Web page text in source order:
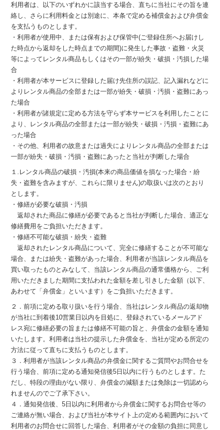
利用者は、以下のいずれかに該当する場合、直ちに当社にその旨を連
絡し、さらに利用料金とは別途に、本条で定める補償金および弁償金
を支払うものとします。
・利用者が使用中、または保有および保管中(ご登録住所へお届けし
た時点から返却をした時点までの期間)に発生した事故・盗難・火災
等によってレンタル商品もしくはその一部が紛失・破損・汚損した場
合
・利用者が本サービスに登録した届け先住所の誤記、記入漏れなどに
よりレンタル商品の全部または一部が紛失・破損・汚損・盗難にあっ
た場合
・利用者が諸規定に定める方法を守らず本サービスを利用したことに
より、レンタル商品の全部または一部が紛失・破損・汚損・盗難にあ
った場合
・その他、利用者の故意または過失によりレンタル商品の全部または
一部が紛失・破損・汚損・盗難にあったと当社が判断した場合
１.レンタル商品の破損・汚損(本来の商品価値を損なった場合・紛
失・盗難を含みますが、これらに限りません)の取扱いは次のとおり
とします。
・修繕が必要な破損・汚損
返却された商品に修繕が必要であると当社が判断した場合、適正な
修繕費用をご負担いただきます。
・修繕不可能な破損・紛失・盗難
返却されたレンタル商品について、完全に修繕することが不可能な
場合、または紛失・盗難があった場合、利用者が当該レンタル商品を
買い取ったものとみなして、当該レンタル商品の通常価格から、ご利
用いただきました期間に支払われた金額を差し引きした金額（以下、
あわせて「弁償金」といいます）をご負担いただきます。
２．前項に定める取り扱いを行う場合、当社はレンタル商品の返却物
が当社に到着後10営業日以内を目処に、登録されているメールアド
レス宛に修繕必要の旨または修繕不可能の旨と、弁償金の金額を通知
いたします。利用者は当社の提示した弁償金を、当社が定める所定の
方法に従って直ちに支払うものとします。
３．利用者が当該レンタル商品の弁償金に関するご質問やお問合せを
行う場合、前項に定める通知発信後5日以内に行うものとします。た
だし、特段の理由がない限り、弁償金の減額または免除は一切認めら
れませんのでご了承下さい。
４．通知発信後、5日以内に利用者から弁償金に関するお問合せ等の
ご連絡が無い場合、および当社が本サイト上の定める範囲内において
利用者のお問合せに回答した場合、利用者がその金額の負担に同意し